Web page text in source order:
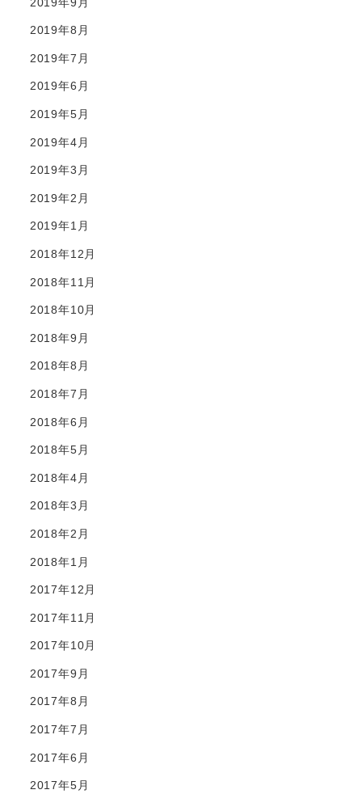
2019年8月
2019年7月
2019年6月
2019年5月
2019年4月
2019年3月
2019年2月
2019年1月
2018年12月
2018年11月
2018年10月
2018年9月
2018年8月
2018年7月
2018年6月
2018年5月
2018年4月
2018年3月
2018年2月
2018年1月
2017年12月
2017年11月
2017年10月
2017年9月
2017年8月
2017年7月
2017年6月
2017年5月